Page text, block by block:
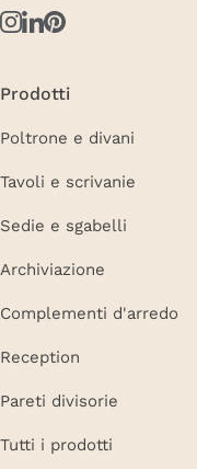
Prodotti
Poltrone e divani
Tavoli e scrivanie
Sedie e sgabelli
Archiviazione
Complementi d'arredo
Reception
Pareti divisorie
Tutti i prodotti